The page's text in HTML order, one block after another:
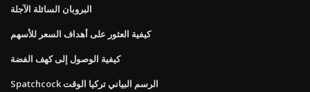
البروبان السائلة الآجلة
كيفية العثور على أهداف السعر للأسهم
كيفية الوصول إلى كهف الفضة
Spatchcock الرسم البياني تركيا الوقت